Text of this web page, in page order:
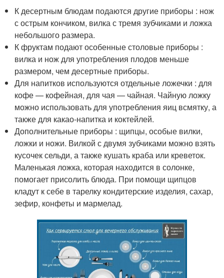
К десертным блюдам подаются другие приборы : нож
с острым кончиком, вилка с тремя зубчиками и ложка
небольшого размера.
К фруктам подают особенные столовые приборы :
вилка и нож для употребления плодов меньше
размером, чем десертные приборы.
Для напитков используются отдельные ложечки : для
кофе — кофейная, для чая — чайная. Чайную ложку
можно использовать для употребления яиц всмятку, а
также для какао-напитка и коктейлей.
Дополнительные приборы : щипцы, особые вилки,
ложки и ножи. Вилкой с двумя зубчиками можно взять
кусочек сельди, а также кушать краба или креветок.
Маленькая ложка, которая находится в солонке,
помогает присолить блюда. При помощи щипцов
кладут к себе в тарелку кондитерские изделия, сахар,
зефир, конфеты и мармелад.